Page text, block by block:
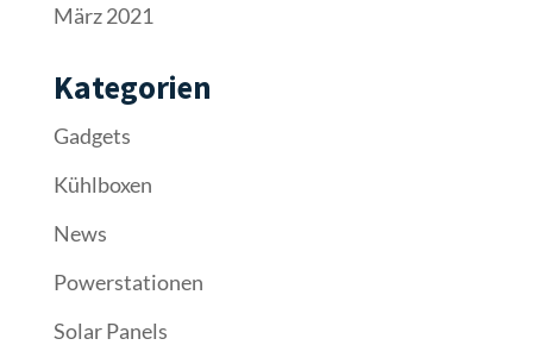
März 2021
Kategorien
Gadgets
Kühlboxen
News
Powerstationen
Solar Panels